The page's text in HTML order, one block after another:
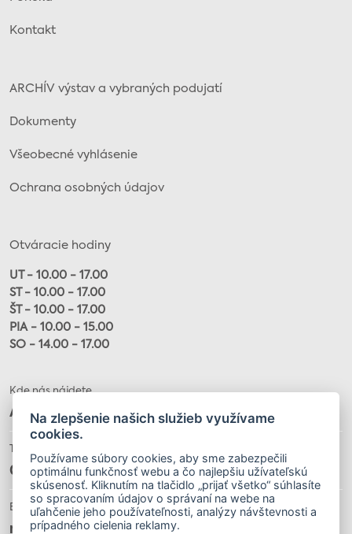
Kontakt
ARCHÍV výstav a vybraných podujatí
Dokumenty
Všeobecné vyhlásenie
Ochrana osobných údajov
Otváracie hodiny
UT - 10.00 - 17.00
ST - 10.00 - 17.00
ŠT - 10.00 - 17.00
PIA - 10.00 - 15.00
SO - 14.00 - 17.00
Kde nás nájdete
Alžbetina 20, 040 01
055 / 622 32 34
E-mail
muzeumloffler@gmail.com
Na zlepšenie našich služieb využívame
cookies.
Používame súbory cookies, aby sme zabezpečili
optimálnu funkčnosť webu a čo najlepšiu užívateľskú
skúsenosť. Kliknutím na tlačidlo „prijať všetko“ súhlasíte
so spracovaním údajov o správaní na webe na
uľahčenie jeho používateľnosti, analýzy návštevnosti a
prípadného cielenia reklamy.